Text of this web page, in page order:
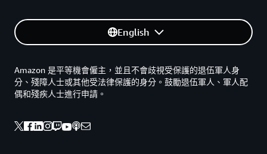
English
Amazon 是平等機會僱主，並且不會歧視受保護的退伍軍人身
分、殘障人士或其他受法律保護的身分。鼓勵退伍軍人、軍人配
偶和殘疾人士進行申請。